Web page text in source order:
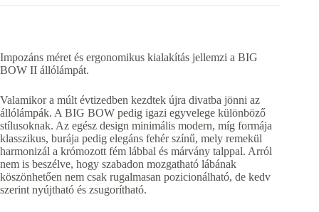
Impozáns méret és ergonomikus kialakítás jellemzi a BIG
BOW II állólámpát.
Valamikor a múlt évtizedben kezdtek újra divatba jönni az
állólámpák. A BIG BOW pedig igazi egyvelege különböző
stílusoknak. Az egész design minimális modern, míg formája
klasszikus, burája pedig elegáns fehér színű, mely remekül
harmonizál a krómozott fém lábbal és márvány talppal. Arról
nem is beszélve, hogy szabadon mozgatható lábának
köszönhetően nem csak rugalmasan pozicionálható, de kedv
szerint nyújtható és zsugorítható.